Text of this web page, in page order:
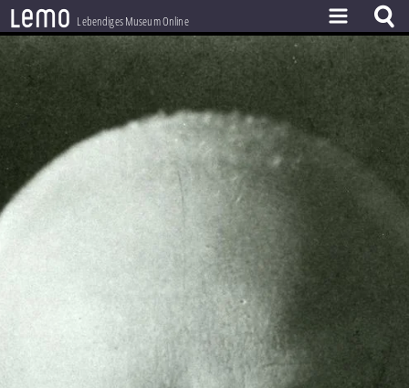
lemo Lebendiges Museum Online
ZEITSTRAHL
THEMEN
ZEITZEUGEN
BESTAND
LERNEN